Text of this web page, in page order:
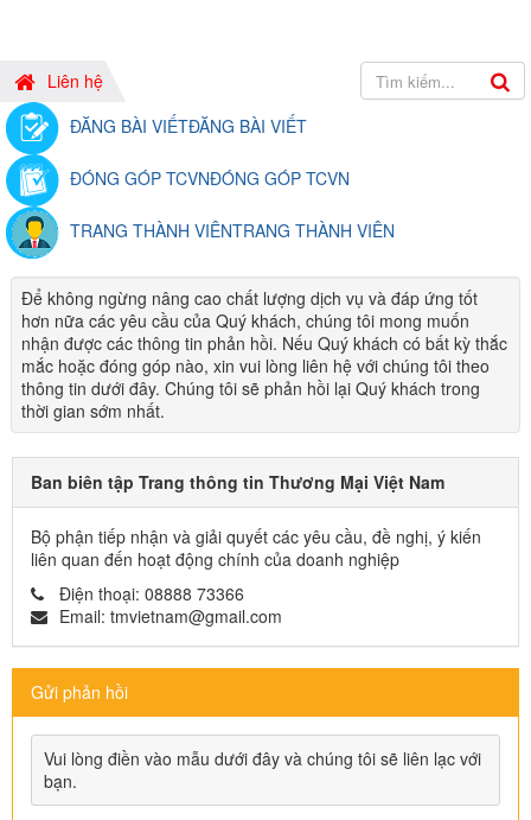
Liên hệ
ĐĂNG BÀI VIẾTĐĂNG BÀI VIẾT
ĐÓNG GÓP TCVNĐÓNG GÓP TCVN
TRANG THÀNH VIÊNTRANG THÀNH VIÊN
Để không ngừng nâng cao chất lượng dịch vụ và đáp ứng tốt
hơn nữa các yêu cầu của Quý khách, chúng tôi mong muốn
nhận được các thông tin phản hồi. Nếu Quý khách có bất kỳ thắc
mắc hoặc đóng góp nào, xin vui lòng liên hệ với chúng tôi theo
thông tin dưới đây. Chúng tôi sẽ phản hồi lại Quý khách trong
thời gian sớm nhất.
Ban biên tập Trang thông tin Thương Mại Việt Nam
Bộ phận tiếp nhận và giải quyết các yêu cầu, đề nghị, ý kiến
liên quan đến hoạt động chính của doanh nghiệp
Điện thoại: 08888 73366
Email: tmvietnam@gmail.com
Gửi phản hồi
Vui lòng điền vào mẫu dưới đây và chúng tôi sẽ liên lạc với
bạn.